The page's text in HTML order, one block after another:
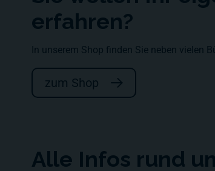
erfahren?
In unserem Shop finden Sie neben vielen
zum Shop
Alle Infos rund